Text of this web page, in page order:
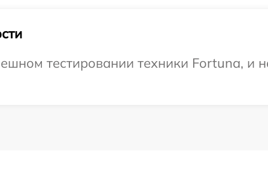
тестировании техники Fortuna, и